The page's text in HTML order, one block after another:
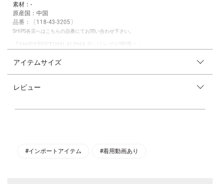
素材：-
原産国：中国
品番：〔118-43-3205〕
SHIPS各店へはこちらの品番にてお問い合わせ下さい。
多くのビジネスマンに高い評価をいただいたSHIPS別注のTUMIシリーズの
カラーを選ばずコーディネートしやすいカラーリングということで、おす
ャー、手持ちでブリーフ、通勤時には本体に格納されたストラップを出し
アイテムサイズ
レビュー
#インポートアイテム #着用動画あり